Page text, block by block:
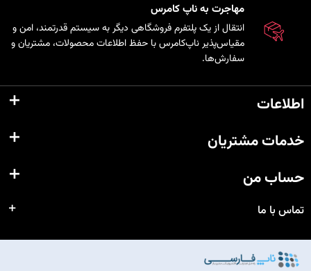
مهاجرت به ناپ کامرس
انتقال از یک پلتفرم فروشگاهی دیگر به سیستم قدرتمند، امن و
مقیاس‌پذیر ناپ‌کامرس با حفظ اطلاعات محصولات، مشتریان و
سفارش‌ها.
اطلاعات
خدمات مشتریان
حساب من
تماس با ما